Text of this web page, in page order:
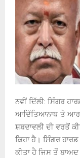
ਨਵੀਂ ਦਿੱਲੀ: ਸਿੰਗਰ
ਆਦਿੱਤਿਆਨਾਥ ਤੇ
ਸ਼ਬਦਾਵਲੀ ਦੀ ਵਰਤੋਂ
ਕਿਹਾ ਹੈ। ਸਿੰਗਰ
ਕੀਤਾ ਹੈ ਜਿਸ ਤੋਂ ਬਾਅਦ